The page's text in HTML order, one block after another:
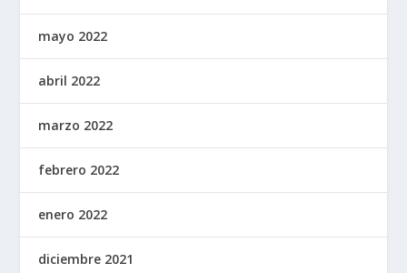
mayo 2022
abril 2022
marzo 2022
febrero 2022
enero 2022
diciembre 2021